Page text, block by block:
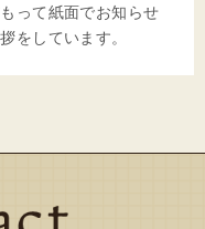
って紙面でお知らせ
をしています。